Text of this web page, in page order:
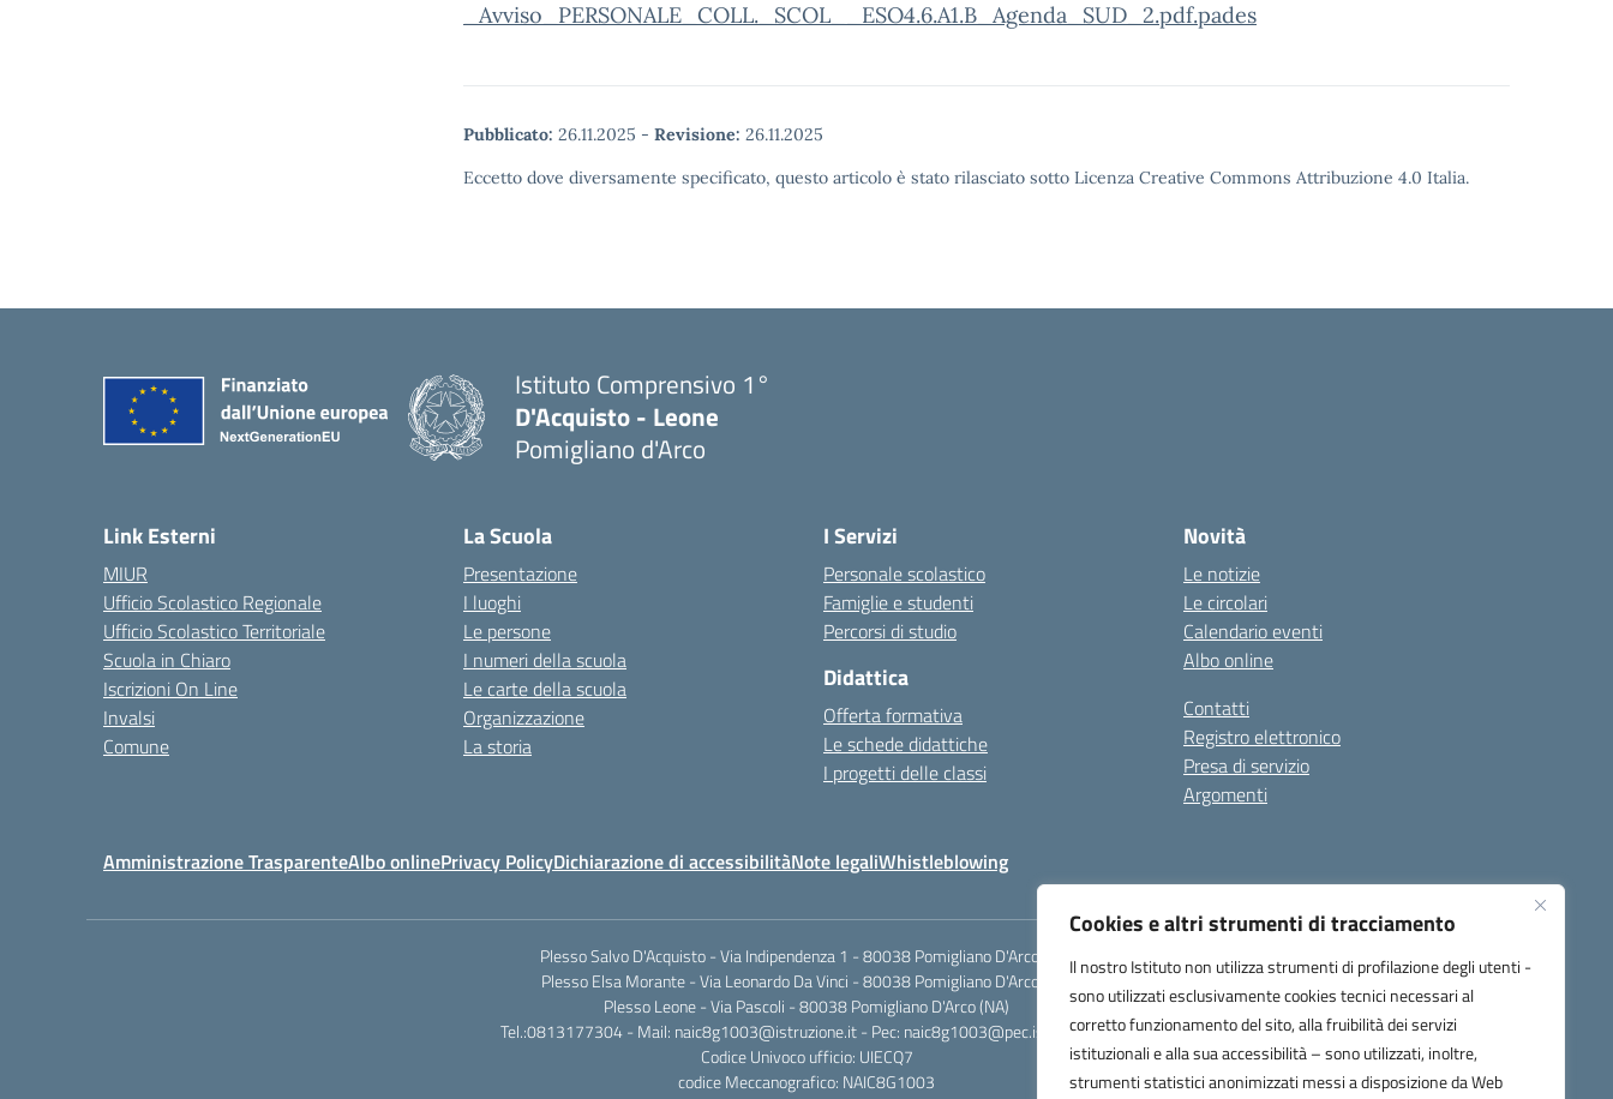
Cookies e altri strumenti di tracciamento
Il nostro Istituto non utilizza strumenti di profilazione degli utenti -
sono utilizzati esclusivamente cookies tecnici necessari al
corretto funzionamento del sito, alla fruibilità dei servizi
istituzionali e alla sua accessibilità – sono utilizzati, inoltre,
strumenti statistici anonimizzati messi a disposizione da Web
_Avviso_PERSONALE_COLL._SCOL__ESO4.6.A1.B_Agenda_SUD_2.pdf.pades
Pubblicato: 26.11.2025 - Revisione: 26.11.2025
Eccetto dove diversamente specificato, questo articolo è stato rilasciato sotto Licenza Creative Commons Attribuzione 4.0 Italia.
Istituto Comprensivo 1°
D'Acquisto - Leone
Pomigliano d'Arco
Link Esterni
MIUR
Ufficio Scolastico Regionale
Ufficio Scolastico Territoriale
Scuola in Chiaro
Iscrizioni On Line
Invalsi
Comune
La Scuola
Presentazione
I luoghi
Le persone
I numeri della scuola
Le carte della scuola
Organizzazione
La storia
I Servizi
Personale scolastico
Famiglie e studenti
Percorsi di studio
Didattica
Offerta formativa
Le schede didattiche
I progetti delle classi
Novità
Le notizie
Le circolari
Calendario eventi
Albo online
Contatti
Registro elettronico
Presa di servizio
Argomenti
Amministrazione TrasparenteAlbo onlinePrivacy PolicyDichiarazione di accessibilitàNote legaliWhistleblowing
Plesso Salvo D'Acquisto - Via Indipendenza 1 - 80038 Pomigliano D'Arco (NA)
Plesso Elsa Morante - Via Leonardo Da Vinci - 80038 Pomigliano D'Arco (NA)
Plesso Leone - Via Pascoli - 80038 Pomigliano D'Arco (NA)
Tel.:0813177304 - Mail: naic8g1003@istruzione.it - Pec: naic8g1003@pec.istruzione.it
Codice Univoco ufficio: UIECQ7
codice Meccanografico: NAIC8G1003